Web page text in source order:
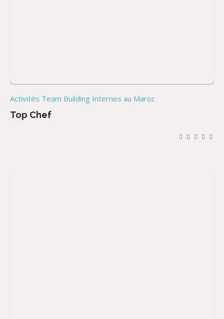
Activités Team Building Internes au Maroc
Top Chef